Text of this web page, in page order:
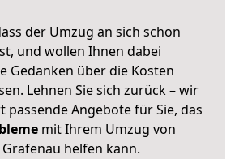
der Umzug an sich schon
und wollen Ihnen dabei
Gedanken über die Kosten
Lehnen Sie sich zurück – wir
passende Angebote für Sie, das
mit Ihrem Umzug von
helfen kann.